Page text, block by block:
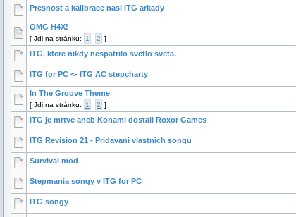
Presnost a kalibrace nasi ITG arkady
OMG H4X!
[ Jdi na stránku: 1 2 ]
ITG, ktere nikdy nespatrilo svetlo sveta.
ITG for PC <- ITG AC stepcharty
In The Groove Theme
[ Jdi na stránku: 1 2 ]
ITG je mrtve aneb Konami dostali Roxor Games
ITG Revision 21 - Pridavani vlastnich songu
Survival mod
Stepmania songy v ITG for PC
ITG songy